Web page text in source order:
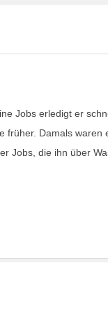
Jobs erledigt er
früher. Damals waren
Jobs, die ihn über